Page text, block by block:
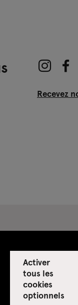
Activer
tous les
cookies
optionnels
Recevez